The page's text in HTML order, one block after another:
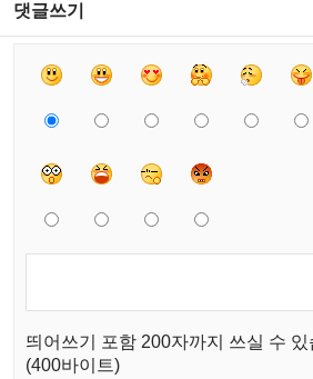
댓글쓰기
띄어쓰기 포함 200자까지 쓰실 수 있
(400바이트)